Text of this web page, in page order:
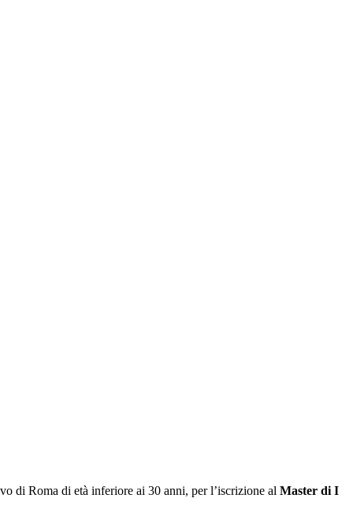
di Roma di età inferiore ai 30 anni, per l’iscrizione al Master di I